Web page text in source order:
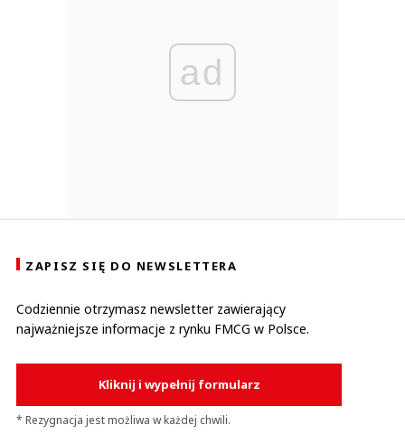
ad
ZAPISZ SIĘ DO NEWSLETTERA
Codziennie otrzymasz newsletter zawierający
najważniejsze informacje z rynku FMCG w Polsce.
Kliknij i wypełnij formularz
* Rezygnacja jest możliwa w każdej chwili.